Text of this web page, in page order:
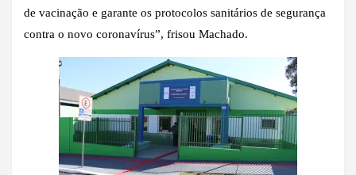
de vacinação e garante os protocolos sanitários de segurança
contra o novo coronavírus”, frisou Machado.